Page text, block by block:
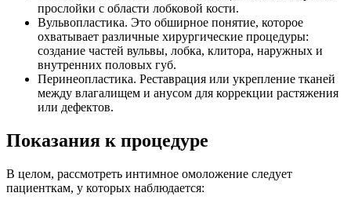
прослойки с области лобковой кости.
Вульвопластика. Это обширное понятие, которое
охватывает различные хирургические процедуры:
создание частей вульвы, лобка, клитора, наружных и
внутренних половых губ.
Перинеопластика. Реставрация или укрепление тканей
между влагалищем и анусом для коррекции растяжения
или дефектов.
Показания к процедуре
В целом, рассмотреть интимное омоложение следует
пациенткам, у которых наблюдается: